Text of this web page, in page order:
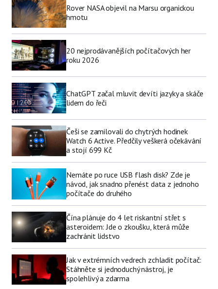
Rover NASA objevil na Marsu organickou
hmotu
20 nejprodávanějších počítačových her
roku 2026
ChatGPT začal mluvit devíti jazyky a skáče
lidem do řeči
Češi se zamilovali do chytrých hodinek
Watch 6 Active. Předčily veškerá očekávání
a stojí 699 Kč
Nemáte po ruce USB flash disk? Zde je
návod, jak snadno přenést data z jednoho
počítače do druhého
Čína plánuje do 4 let riskantní střet s
asteroidem: Jde o zkoušku, která může
zachránit lidstvo
Jak v extrémních vedrech zchladit počítač:
Stáhněte si jednoduchý nástroj, je
spolehlivý a zdarma